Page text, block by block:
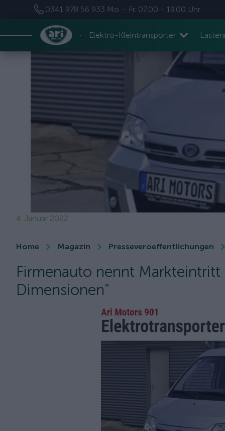
0341 978 56 933 Mo. - Fr. 07.00 - 19.00 Uhr
Elektro-Kleintransporter
4. Januar 2022
Home Magazin Presseveroeffentlichungen
Firmenauto nennt Markteintritt
Dimensionen”